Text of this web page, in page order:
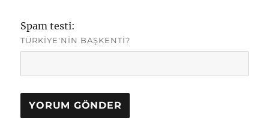
Spam testi:
TÜRKIYE'NIN BAŞKENTI?